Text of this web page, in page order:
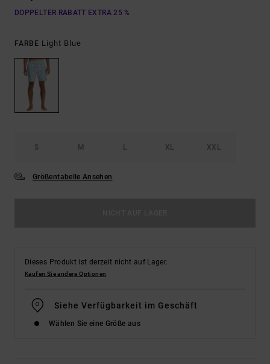
DOPPELTER RABATT EXTRA 25 %
FARBE Light Blue
S M L XL XXL
Größentabelle Ansehen
Dieses Produkt ist derzeit nicht auf Lager.
Kaufen Sie andere Optionen
Siehe Verfügbarkeit im Geschäft
Wählen Sie eine Größe aus